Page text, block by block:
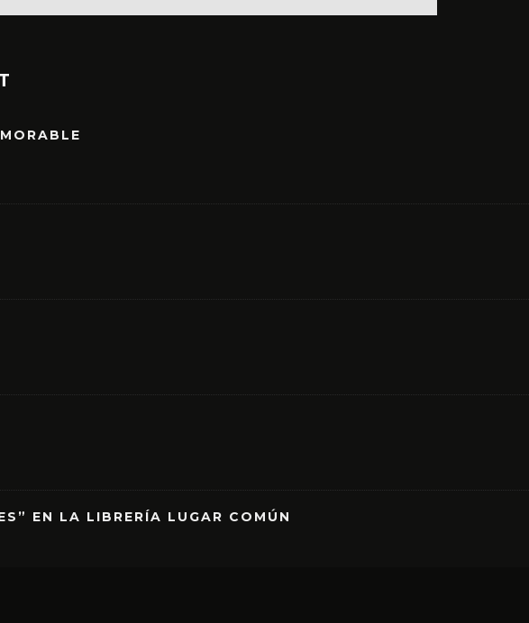
EN LA LIBRERÍA LUGAR COMÚN